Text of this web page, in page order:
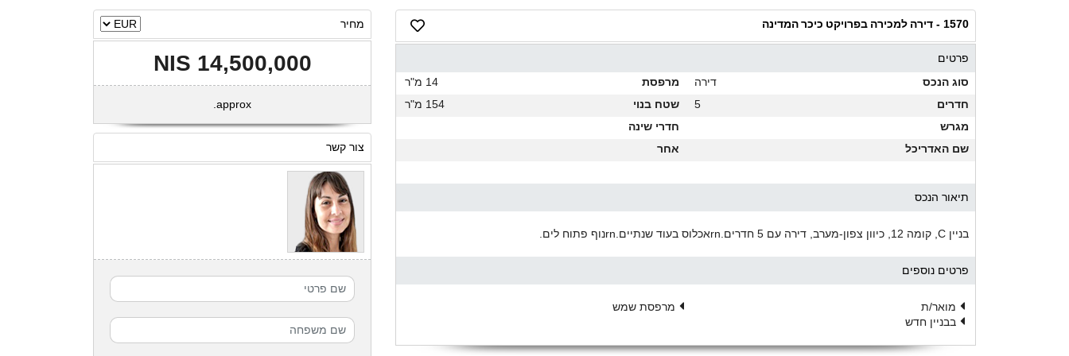
1570 - דירה למכירה בפרויקט כיכר המדינה
פרטים
סוג הנכס
דירה מרפסת
14 מ"ר
חדרים
5 שטח בנוי
154 מ"ר
מגרש
חדרי שינה
שם האדריכל
אחר
תיאור הנכס
בניין C, קומה 12, כיוון צפון-מערב, דירה עם 5 חדרים.rnאכלוס בעוד שנתיים.rnנוף פתוח לים.
פרטים נוספים
מואר/ת
מרפסת שמש
בבניין חדש
מחיר
14,500,000 NIS
approx.
צור קשר